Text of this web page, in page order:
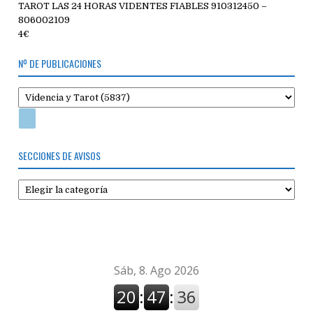
TAROT LAS 24 HORAS VIDENTES FIABLES 910312450 –
806002109
4€
Nº DE PUBLICACIONES
SECCIONES DE AVISOS
Secciones
de